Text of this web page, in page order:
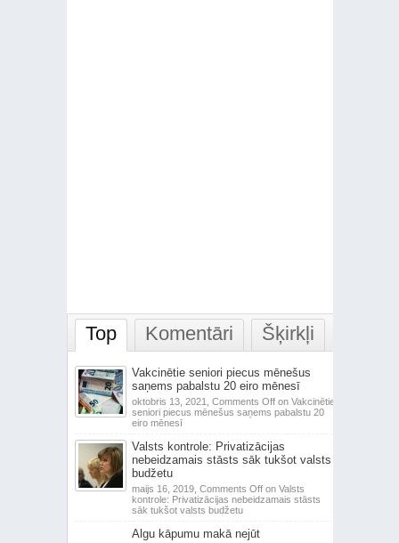
Top Komentāri Šķirkļi
Vakcinētie seniori piecus mēnešus
saņems pabalstu 20 eiro mēnesī
oktobris 13, 2021, Comments Offon Vakcinētie
seniori piecus mēnešus saņems pabalstu 20
eiro mēnesī
Valsts kontrole: Privatizācijas
nebeidzamais stāsts sāk tukšot valsts
budžetu
maijs 16, 2019, Comments Offon Valsts
kontrole: Privatizācijas nebeidzamais stāsts
sāk tukšot valsts budžetu
Algu kāpumu makā nejūt